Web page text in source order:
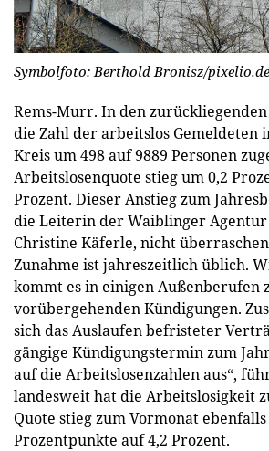
Symbolfoto: Berthold Bronisz/pixelio.de
Rems-Murr. In den
die Zahl der arbeitslos Gemeldeten
Kreis um 498 auf 9889 Personen
Arbeitslosenquote stieg um 0,2
Prozent. Dieser Anstieg zum
die Leiterin der Waiblinger
Christine Käferle, nicht
Zunahme ist jahreszeitlich üblich.
kommt es in einigen Außenberufen
vorübergehenden Kündigungen.
sich das Auslaufen befristeter
gängige Kündigungstermin zum
auf die Arbeitslosenzahlen aus“,
landesweit hat die Arbeitslosigkeit
Quote stieg zum Vormonat ebenfalls
Prozentpunkte auf 4,2 Prozent.